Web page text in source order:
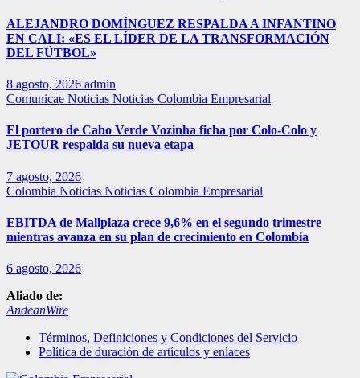
ALEJANDRO DOMÍNGUEZ RESPALDA A INFANTINO
EN CALI: «ES EL LÍDER DE LA TRANSFORMACIÓN
DEL FÚTBOL»
8 agosto, 2026 admin
Comunicae Noticias Noticias Colombia Empresarial
El portero de Cabo Verde Vozinha ficha por Colo-Colo y
JETOUR respalda su nueva etapa
7 agosto, 2026
Colombia Noticias Noticias Colombia Empresarial
EBITDA de Mallplaza crece 9,6% en el segundo trimestre
mientras avanza en su plan de crecimiento en Colombia
6 agosto, 2026
Aliado de:
AndeanWire
Términos, Definiciones y Condiciones del Servicio
Política de duración de artículos y enlaces